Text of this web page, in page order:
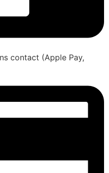
contact (Apple Pay,